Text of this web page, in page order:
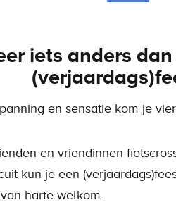
iets anders
en sensatie kom je
en vriendinnen
kun je een
harte welkom.